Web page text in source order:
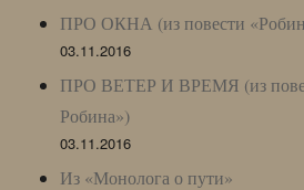
ПРО ОКНА (из повести
03.11.2016
ПРО ВЕТЕР И ВРЕМЯ (из
Робина»)
03.11.2016
Из «Монолога о пути»